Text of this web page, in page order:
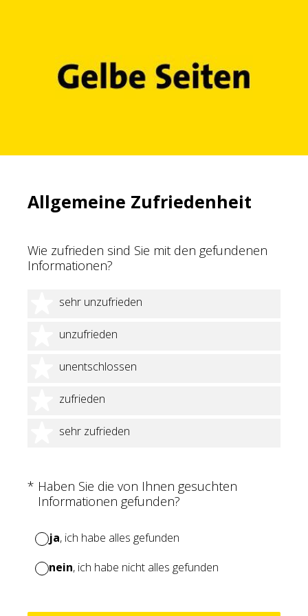
Allgemeine Zufriedenheit
Wie zufrieden sind Sie mit den gefundenen
Informationen?
sehr unzufrieden
1 Stern
unzufrieden
2 Sterne
unentschlossen
3 Sterne
zufrieden
4 Sterne
sehr zufrieden
5 Sterne
* Haben Sie die von Ihnen gesuchten
Informationen gefunden?
(Erforderlich.)
ja, ich habe alles gefunden
nein, ich habe nicht alles gefunden